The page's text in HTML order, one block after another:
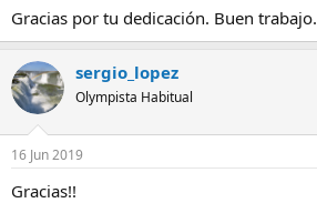
Gracias por tu dedicación. Buen trabajo.
sergio_lopez
Olympista Habitual
16 Jun 2019
Gracias!!